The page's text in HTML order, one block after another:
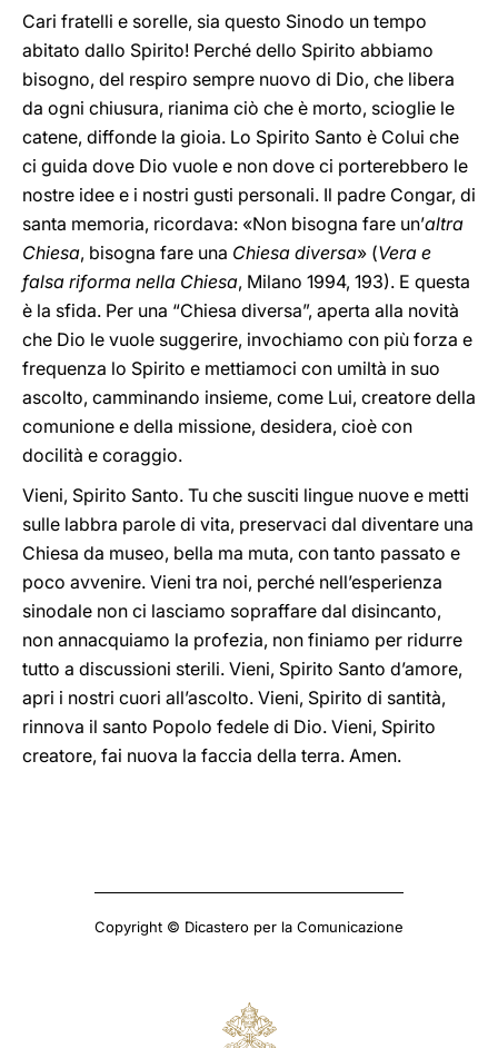
Cari fratelli e sorelle, sia questo Sinodo un tempo
abitato dallo Spirito! Perché dello Spirito abbiamo
bisogno, del respiro sempre nuovo di Dio, che libera
da ogni chiusura, rianima ciò che è morto, scioglie le
catene, diffonde la gioia. Lo Spirito Santo è Colui che
ci guida dove Dio vuole e non dove ci porterebbero le
nostre idee e i nostri gusti personali. Il padre Congar, di
santa memoria, ricordava: «Non bisogna fare un’altra
Chiesa, bisogna fare una Chiesa diversa» (Vera e
falsa riforma nella Chiesa, Milano 1994, 193). E questa
è la sfida. Per una “Chiesa diversa”, aperta alla novità
che Dio le vuole suggerire, invochiamo con più forza e
frequenza lo Spirito e mettiamoci con umiltà in suo
ascolto, camminando insieme, come Lui, creatore della
comunione e della missione, desidera, cioè con
docilità e coraggio.
Vieni, Spirito Santo. Tu che susciti lingue nuove e metti
sulle labbra parole di vita, preservaci dal diventare una
Chiesa da museo, bella ma muta, con tanto passato e
poco avvenire. Vieni tra noi, perché nell’esperienza
sinodale non ci lasciamo sopraffare dal disincanto,
non annacquiamo la profezia, non finiamo per ridurre
tutto a discussioni sterili. Vieni, Spirito Santo d’amore,
apri i nostri cuori all’ascolto. Vieni, Spirito di santità,
rinnova il santo Popolo fedele di Dio. Vieni, Spirito
creatore, fai nuova la faccia della terra. Amen.
Copyright © Dicastero per la Comunicazione